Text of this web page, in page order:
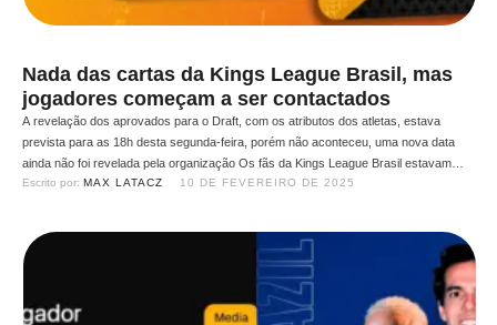
Nada das cartas da Kings League Brasil, mas
jogadores começam a ser contactados
A revelação dos aprovados para o Draft, com os atributos dos atletas, estava
prevista para as 18h desta segunda-feira, porém não aconteceu, uma nova data
ainda não foi revelada pela organização Os fãs da Kings League Brasil estavam
ansiosos pelos possível anúncio, nesta segunda-feira (10), dos atletas aprovados
Escrito por: MAX LATACZ 10 DE FEVEREIRO DE 2025